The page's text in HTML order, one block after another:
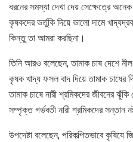
ধরনের সমস্যা দেখা দেয় সেক্ষেত্রে
কৃষকদের ভর্তুকি দিয়ে ভালো দামে
কিন্তু তা আমরা করছিনা।
তিনি আরও বলেছেন, তামাক চাষ দেশে
কৃষক খাদ্য ফসল বাদ দিয়ে তামাক
তামাক চাষে নারী শ্রমিকদের জীবনের
সম্পৃক্ত গর্ভবতী নারী শ্রমিকদের সন্তান
উপদেষ্টা বলেছেন, পরিকল্পিতভাবে কৃষিযে